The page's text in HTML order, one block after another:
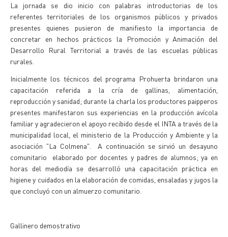
La jornada se dio inicio con palabras introductorias de los
referentes territoriales de los organismos públicos y privados
presentes quienes pusieron de manifiesto la importancia de
concretar en hechos prácticos la Promoción y Animación del
Desarrollo Rural Territorial a través de las escuelas públicas
rurales.
Inicialmente los técnicos del programa Prohuerta brindaron una
capacitación referida a la cría de gallinas, alimentación,
reproducción y sanidad; durante la charla los productores paipperos
presentes manifestaron sus experiencias en la producción avícola
familiar y agradecieron el apoyo recibido desde el INTA a través de la
municipalidad local, el ministerio de la Producción y Ambiente y la
asociación "La Colmena". A continuación se sirvió un desayuno
comunitario elaborado por docentes y padres de alumnos; ya en
horas del mediodía se desarrolló una capacitación práctica en
higiene y cuidados en la elaboración de comidas, ensaladas y jugos la
que concluyó con un almuerzo comunitario.
Gallinero demostrativo